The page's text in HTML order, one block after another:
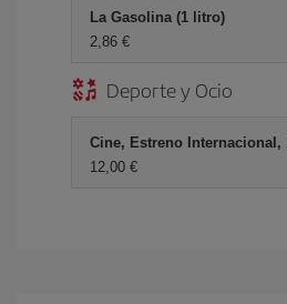
La Gasolina (1 litro)
2,86
Deporte y Ocio
Cine, Estreno Internacional,
12,00